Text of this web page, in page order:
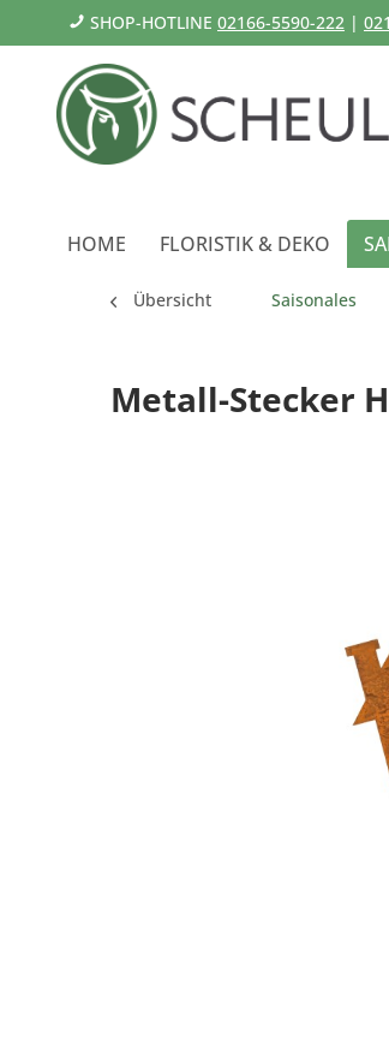
SHOP-HOTLINE 02166-5590-222 |
HOME FLORISTIK & DEKO
Übersicht Saisonales
Metall-Stecker